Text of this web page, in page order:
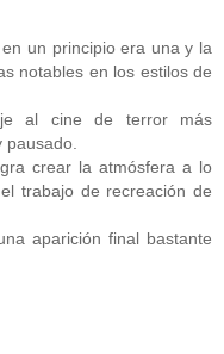
un principio era una y la
notables en los estilos de
al cine de terror más
pausado.
crear la atmósfera a lo
trabajo de recreación de
aparición final bastante